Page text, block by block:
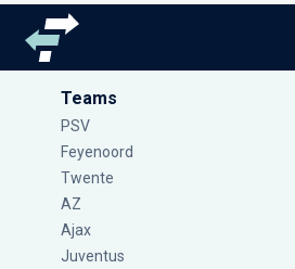
Teams
PSV
Feyenoord
Twente
AZ
Ajax
Juventus